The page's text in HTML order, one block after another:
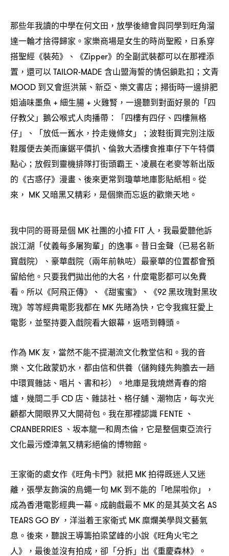
那些年我讀的中學在何文田 ， 放學後總會與同學到旺角溜
達一輪才捨得歸家。家樂商場是女生的時尚聖殿 ， 日系穿
搭聖經《裝苑》、《Zipper》的全副武裝都可以在那裡添
置 ， 還可以 TAILOR-MADE 含山盟海誓的情侶鎖匙扣 ； 文青
MOOD 到又會逛洪葉、新亞、樂文書店 ； 掃街時一邊排肥
姐滷味墨魚 + 細生腸 + 火雞腎 ， 一邊聽到對面好景的「四
仔教父」鵝公喉式人肉播帶 ：
「四樓有四仔、四樓無格
仔」、「放低一舊水 ， 拎走幾條女」 ； 波鞋街買完別注版
鞋履便去美而廉鋸平價扒、倫敦大酒樓食推車仔下午特價
點心 ； 放假到靈機排隊打街頭霸王、凌晨在老麥等新出版
的《古惑仔》漫畫、後來更常到瓊華地庫影貼紙相。從
來 ， MK 又暗黑又精彩 ， 是個樂而忘返的歡樂天地。
我中同的哥哥是個 MK社團的小揸 FIT 人 ， 我最愛聽他訴
說江湖「仗義每多屠狗輩」的逸事。昔日金聲 （已易名新
寶戲院） 、豪華戲院 （兩年前執咗） 最豪華的位置都會預
留給他。只要我們拋出他的大名 ， 什麼電影都可以免費
看。所以《阿飛正傳》、《甜蜜蜜》、《92 黑玫瑰對黑玫
瑰》等等經典電影我都在 MK 先睹為快 ， 它令我瘋狂愛上
電影 ， 並堅持要入戲院看大銀幕 ， 返唔到轉頭。
作為 MK 友 ， 當然不能不提潮流文化教堂信和。我的音
樂、文化啟蒙奶水 ， 都由信和供養 （儲夠錢先夠膽去一趟
中環買雜誌、唱片、書和衫）
。地庫是我燒燃青春的熔
爐 ， 幾間二手CD 店、雜誌社、格仔舖、潮物店 ， 每次光
顧都大開眼界又大開荷包。我在那裡認識 FENTE 、
CRANBERRIES 、坂本龍一和周杰倫 ， 它是整個東亞流行
文化最污煙漳氣又精彩絕倫的博物館。
王家衛的處女作《旺角卡門》就把 MK拍得既迷人又迷
離 ， 張學友飾演的烏蠅一句 MK 到不能的「吔屎啦你」 ，
成為香港電影經典一幕。成齣戲最不 MK 的是其英文名 AS
TEARS GO BY ， 洋溢着王家衛式 MK 糜爛美學與文藝氣
息。後來 ， 聽說王導籌拍梁望峰的小說《旺角火宅之
人》
， 最後並沒有拍成 ， 卻「分拆」出《重慶森林》。